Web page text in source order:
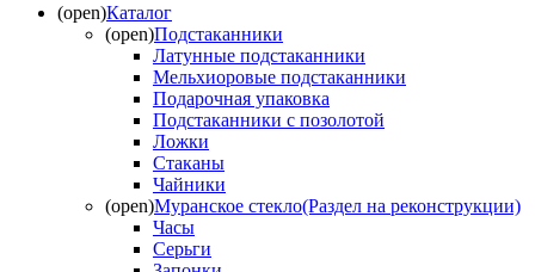
(open)Каталог
(open)Подстаканники
Латунные подстаканники
Мельхиоровые подстаканники
Подарочная упаковка
Подстаканники с позолотой
Ложки
Стаканы
Чайники
(open)Муранское стекло(Раздел на реконструкции)
Часы
Серьги